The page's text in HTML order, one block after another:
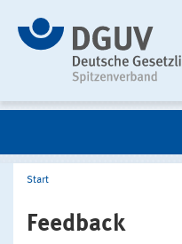
Start
Feedback